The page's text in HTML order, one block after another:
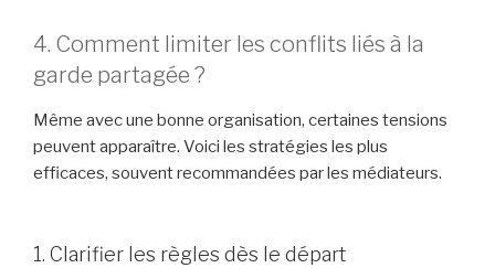
4. Comment limiter les conflits liés à la
garde partagée ?
Même avec une bonne organisation, certaines tensions
peuvent apparaître. Voici les stratégies les plus
efficaces, souvent recommandées par les médiateurs.
1. Clarifier les règles dès le départ